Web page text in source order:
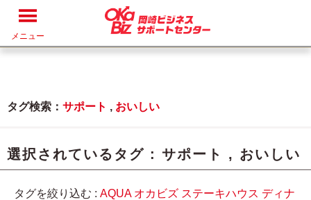
メニュー
タグ検索： サポート , おいしい
選択されているタグ : サポート , おいしい
タグを絞り込む : AQUA オカビズ ステーキハウス ディナ